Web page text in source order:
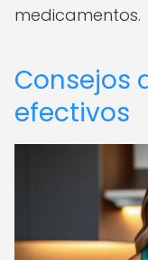
medicamentos.
Consejos
efectivos